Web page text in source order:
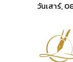
วันเสาร์,